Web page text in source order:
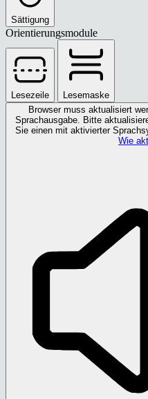
Sättigung
Orientierungsmodule
Lesezeile
Lesemaske
Browser muss aktualisiert
Sprachausgabe. Bitte
Sie einen mit aktivierter
Wie